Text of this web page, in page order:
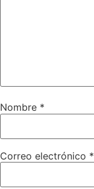
Nombre *
Correo electrónico *